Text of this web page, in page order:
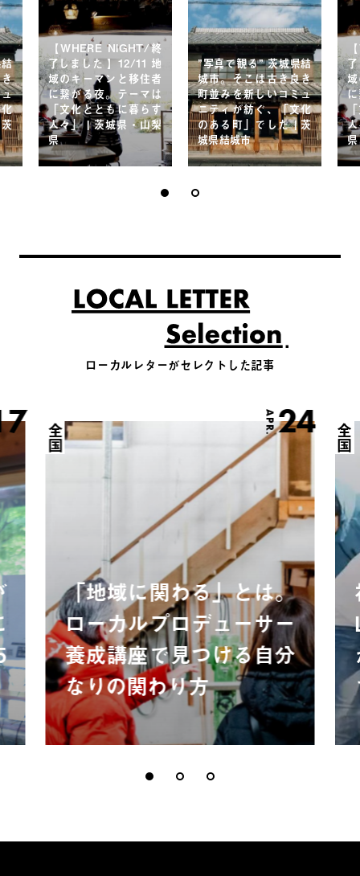
【WHERE NIGHT/終
了しました 】12/11 地
域のキーマンと移住者
に繋がる夜。テーマは
「文化とともに暮らす
人々」 | 茨城県・山梨
県
”写真で観る” 茨城県結
城市。そこは古き良き
町並みを新しいコミュ
ニティが紡ぐ、「文化
のある町」でした | 茨
城県結城市
県
ローカルレターがセレクトした記事
APR.24
全国
「地域に関わる」とは。
ローカルプロデューサー
養成講座で見つける自分
なりの関わり方
全国